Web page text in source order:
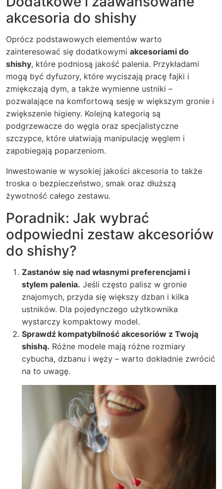
akcesoria do shishy
Oprócz podstawowych elementów warto
zainteresować się dodatkowymi akcesoriami do
shishy, które podniosą jakość palenia. Przykładami
mogą być dyfuzory, które wyciszają pracę fajki i
zmiękczają dym, a także wymienne ustniki –
pozwalające na komfortową sesję w większym gronie i
zwiększenie higieny. Kolejną kategorią są
podgrzewacze do węgla oraz specjalistyczne
szczypce, które ułatwiają manipulację węglem i
zapobiegają poparzeniom.
Inwestowanie w wysokiej jakości akcesoria to także
troska o bezpieczeństwo, smak oraz dłuższą
żywotność całego zestawu.
Poradnik: Jak wybrać
odpowiedni zestaw akcesoriów
do shishy?
Zastanów się nad własnymi preferencjami i
stylem palenia. Jeśli często palisz w gronie
znajomych, przyda się większy dzban i kilka
ustników. Dla pojedynczego użytkownika
wystarczy kompaktowy model.
Sprawdź kompatybilność akcesoriów z Twoją
shishą. Różne modele mają różne rozmiary
cybucha, dzbanu i węży – warto dokładnie zwrócić
na to uwagę.